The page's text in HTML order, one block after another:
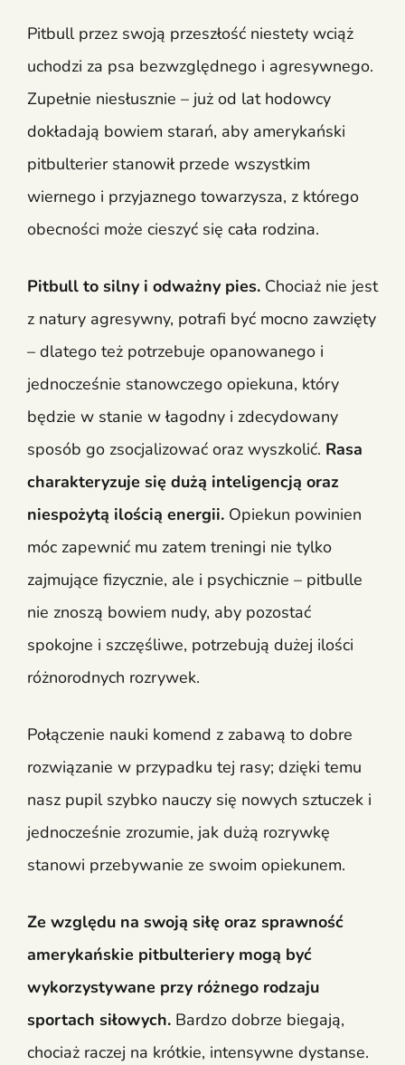
Pitbull przez swoją przeszłość niestety wciąż
uchodzi za psa bezwzględnego i agresywnego.
Zupełnie niesłusznie – już od lat hodowcy
dokładają bowiem starań, aby amerykański
pitbulterier stanowił przede wszystkim
wiernego i przyjaznego towarzysza, z którego
obecności może cieszyć się cała rodzina.
Pitbull to silny i odważny pies. Chociaż nie jest
z natury agresywny, potrafi być mocno zawzięty
– dlatego też potrzebuje opanowanego i
jednocześnie stanowczego opiekuna, który
będzie w stanie w łagodny i zdecydowany
sposób go zsocjalizować oraz wyszkolić. Rasa
charakteryzuje się dużą inteligencją oraz
niespożytą ilością energii. Opiekun powinien
móc zapewnić mu zatem treningi nie tylko
zajmujące fizycznie, ale i psychicznie – pitbulle
nie znoszą bowiem nudy, aby pozostać
spokojne i szczęśliwe, potrzebują dużej ilości
różnorodnych rozrywek.
Połączenie nauki komend z zabawą to dobre
rozwiązanie w przypadku tej rasy; dzięki temu
nasz pupil szybko nauczy się nowych sztuczek i
jednocześnie zrozumie, jak dużą rozrywkę
stanowi przebywanie ze swoim opiekunem.
Ze względu na swoją siłę oraz sprawność
amerykańskie pitbulteriery mogą być
wykorzystywane przy różnego rodzaju
sportach siłowych. Bardzo dobrze biegają,
chociaż raczej na krótkie, intensywne dystanse.